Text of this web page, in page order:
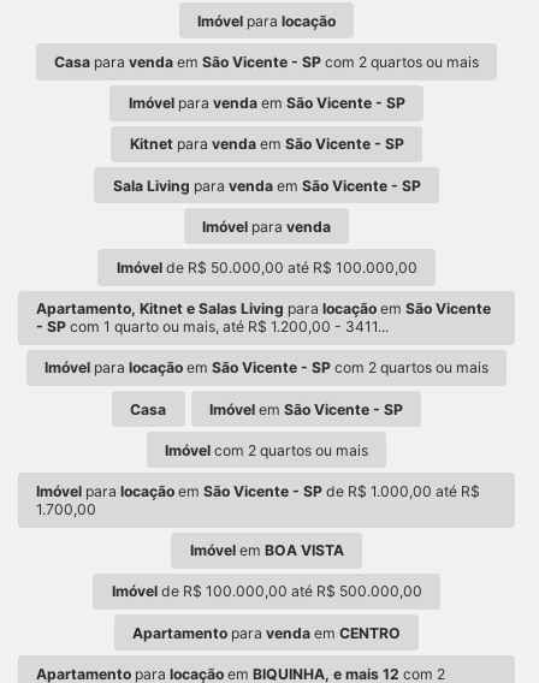
Imóvel para locação
Casa para venda em São Vicente - SP com 2 quartos ou mais
Imóvelpara vendaem São Vicente - SP
Kitnetpara vendaem São Vicente - SP
Sala Living para vendaem São Vicente - SP
Imóvel para venda
Imóvelde R$ 50.000,00 até R$ 100.000,00
Apartamento, Kitnet e Salas Living paralocação emSão Vicente
- SP com 1 quarto ou mais, até R$ 1.200,00 - 3411...
Imóvel para locação em São Vicente - SP com 2 quartos ou mais
Casa Imóvelem São Vicente - SP
Imóvel com 2 quartos ou mais
Imóvel paralocação emSão Vicente - SP de R$ 1.000,00 até R$
1.700,00
Imóvelem BOA VISTA
Imóvelde R$ 100.000,00 até R$ 500.000,00
Apartamento para venda em CENTRO
Apartamento paralocação emBIQUINHA, e mais 12 com 2